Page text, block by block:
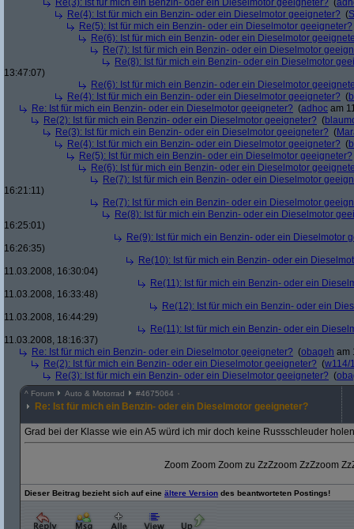
Re(3): Ist für mich ein Benzin- oder ein Dieselmotor geeigneter? (
Re(4): Ist für mich ein Benzin- oder ein Dieselmotor geeigneter? (
Re(5): Ist für mich ein Benzin- oder ein Dieselmotor geeigneter?
Re(6): Ist für mich ein Benzin- oder ein Dieselmotor
Re(7): Ist für mich ein Benzin- oder ein Dieselmotor
Re(8): Ist für mich ein Benzin- oder ein Dieselmotor
13:47:07)
Re(6): Ist für mich ein Benzin- oder ein Dieselmotor
Re(4): Ist für mich ein Benzin- oder ein Dieselmotor geeigneter? (
Re: Ist für mich ein Benzin- oder ein Dieselmotor geeigneter? (adhoc am
Re(2): Ist für mich ein Benzin- oder ein Dieselmotor geeigneter? (
Re(3): Ist für mich ein Benzin- oder ein Dieselmotor geeigneter? (
Re(4): Ist für mich ein Benzin- oder ein Dieselmotor geeigneter? (
Re(5): Ist für mich ein Benzin- oder ein Dieselmotor geeigneter?
Re(6): Ist für mich ein Benzin- oder ein Dieselmotor
Re(7): Ist für mich ein Benzin- oder ein Dieselmotor
16:21:11)
Re(7): Ist für mich ein Benzin- oder ein Dieselmotor
Re(8): Ist für mich ein Benzin- oder ein Dieselmotor
16:25:01)
Re(9): Ist für mich ein Benzin- oder ein Dieselmotor
16:26:35)
Re(10): Ist für mich ein Benzin- oder ein
11.03.2008, 16:30:04)
Re(11): Ist für mich ein Benzin- oder ein
11.03.2008, 16:33:48)
Re(12): Ist für mich ein Benzin- oder ein
11.03.2008, 16:44:29)
Re(11): Ist für mich ein Benzin- oder ein
11.03.2008, 18:16:37)
Re: Ist für mich ein Benzin- oder ein Dieselmotor geeigneter? (obageh am
Re(2): Ist für mich ein Benzin- oder ein Dieselmotor geeigneter? (w114/
Re(3): Ist für mich ein Benzin- oder ein Dieselmotor geeigneter? (
^ Forum Auto & Motorrad #4675064
Re: Ist für mich ein Benzin- oder ein Dieselmotor geeigneter?
Grad bei der Klasse wie ein A5 würd ich mir doch keine Russschleuder
Zoom Zoom Zoom zu ZzZzoom ZzZzoom
Dieser Beitrag bezieht sich auf eine ältere Version des beantworteten Postings!